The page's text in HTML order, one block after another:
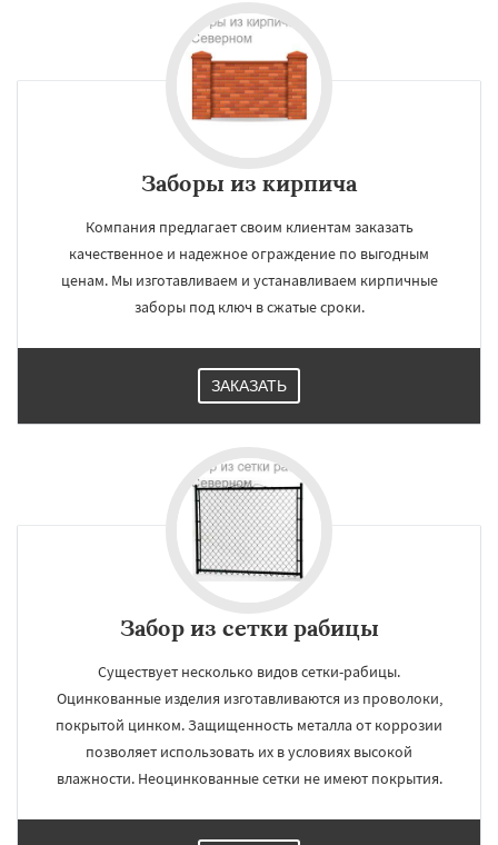
Заборы из кирпича
Компания предлагает своим клиентам заказать
качественное и надежное ограждение по выгодным
ценам. Мы изготавливаем и устанавливаем кирпичные
заборы под ключ в сжатые сроки.
ЗАКАЗАТЬ
Забор из сетки рабицы
Существует несколько видов сетки-рабицы.
Оцинкованные изделия изготавливаются из проволоки,
покрытой цинком. Защищенность металла от коррозии
позволяет использовать их в условиях высокой
влажности. Неоцинкованные сетки не имеют покрытия.